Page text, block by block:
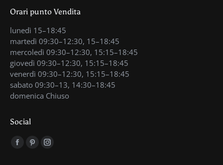
Orari punto Vendita
lunedì 15–18:45
martedì 09:30–12:30, 15–18:45
mercoledì 09:30–12:30, 15:15–18:45
giovedì 09:30–12:30, 15:15–18:45
venerdì 09:30–12:30, 15:15–18:45
sabato 09:30–13, 14:30–18:45
domenica Chiuso
Social
Find us on:
Facebook
PinterestInstagram